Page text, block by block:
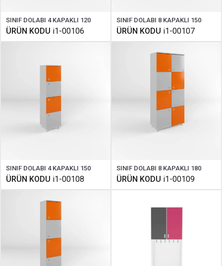
SINIF DOLABI 4 KAPAKLI 120
ÜRÜN KODU i1-00106
SINIF DOLABI 8 KAPAKLI 150
ÜRÜN KODU i1-00107
SINIF DOLABI 4 KAPAKLI 150
ÜRÜN KODU i1-00108
SINIF DOLABI 8 KAPAKLI 180
ÜRÜN KODU i1-00109